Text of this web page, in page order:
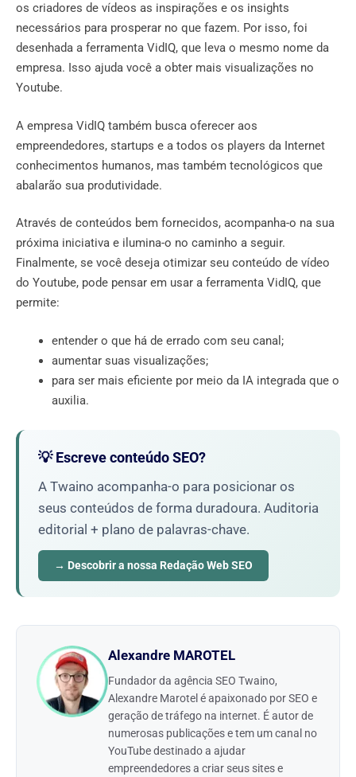
os criadores de vídeos as inspirações e os insights
necessários para prosperar no que fazem. Por isso, foi
desenhada a ferramenta VidIQ, que leva o mesmo nome da
empresa. Isso ajuda você a obter mais visualizações no
Youtube.
A empresa VidIQ também busca oferecer aos
empreendedores, startups e a todos os players da Internet
conhecimentos humanos, mas também tecnológicos que
abalarão sua produtividade.
Através de conteúdos bem fornecidos, acompanha-o na sua
próxima iniciativa e ilumina-o no caminho a seguir.
Finalmente, se você deseja otimizar seu conteúdo de vídeo
do Youtube, pode pensar em usar a ferramenta VidIQ, que
permite:
entender o que há de errado com seu canal;
aumentar suas visualizações;
para ser mais eficiente por meio da IA ​​integrada que o
auxilia.
💡 Escreve conteúdo SEO?
A Twaino acompanha-o para posicionar os
seus conteúdos de forma duradoura. Auditoria
editorial + plano de palavras-chave.
→ Descobrir a nossa Redação Web SEO
Alexandre MAROTEL
Fundador da agência SEO Twaino,
Alexandre Marotel é apaixonado por SEO e
geração de tráfego na internet. É autor de
numerosas publicações e tem um canal no
YouTube destinado a ajudar
empreendedores a criar seus sites e